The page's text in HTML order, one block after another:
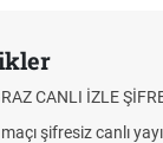
CANLI İZLE
şifresiz canlı